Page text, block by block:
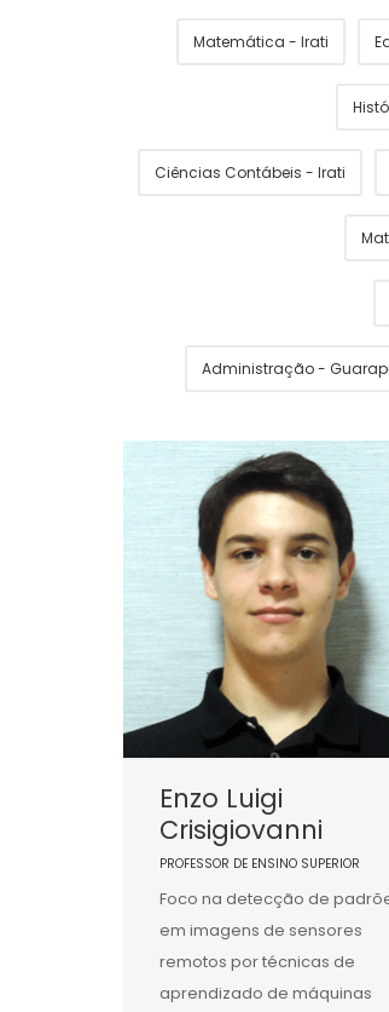
Matemática - Irati
Ciências Contábeis - Irati
Administração -
Enzo Luigi
Crisigiovanni
PROFESSOR DE ENSINO SUPERIOR
Foco na detecção de
em imagens de sensores
remotos por técnicas de
aprendizado de máquinas